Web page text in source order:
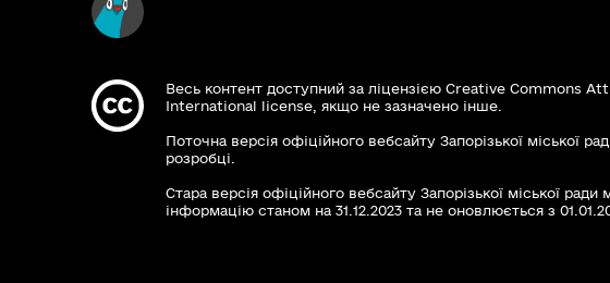
Весь контент доступний за ліцензією Creative Commons
International license, якщо не зазначено інше.
Поточна версія офіційного вебсайту Запорізької міської
розробці.
Стара версія офіційного вебсайту Запорізької міської ради
інформацію станом на 31.12.2023 та не оновлюється з